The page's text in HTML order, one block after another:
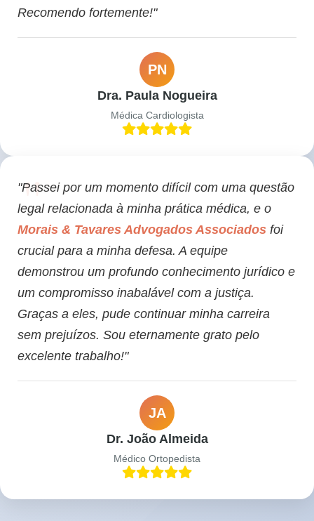
Recomendo fortemente!"
PN
Dra. Paula Nogueira
Médica Cardiologista
"Passei por um momento difícil com uma questão
legal relacionada à minha prática médica, e o
Morais & Tavares Advogados Associados foi
crucial para a minha defesa. A equipe
demonstrou um profundo conhecimento jurídico e
um compromisso inabalável com a justiça.
Graças a eles, pude continuar minha carreira
sem prejuízos. Sou eternamente grato pelo
excelente trabalho!"
JA
Dr. João Almeida
Médico Ortopedista